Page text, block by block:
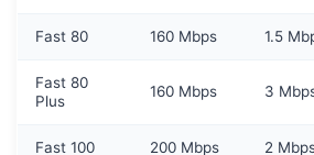
Fast 80 160 Mbps 1.5
Fast 80
Plus
160 Mbps 3
Fast 100 200 Mbps 2